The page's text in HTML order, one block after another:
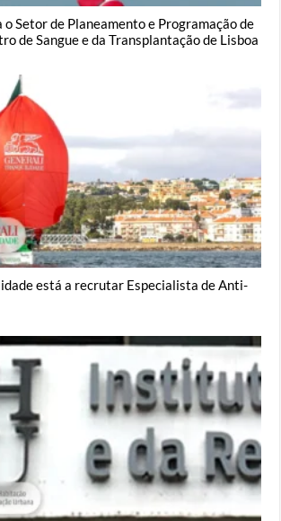
Setor de Planeamento e Programação de
de Sangue e da Transplantação de Lisboa
está a recrutar Especialista de Anti-